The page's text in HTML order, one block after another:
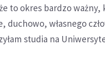
to okres bardzo
duchowo, własnego
studia na